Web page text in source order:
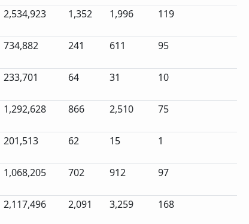
2,534,923 1,352 1,996 119
734,882 241 611 95
233,701 64 31 10
1,292,628 866 2,510 75
201,513 62 15 1
1,068,205 702 912 97
2,117,496 2,091 3,259 168